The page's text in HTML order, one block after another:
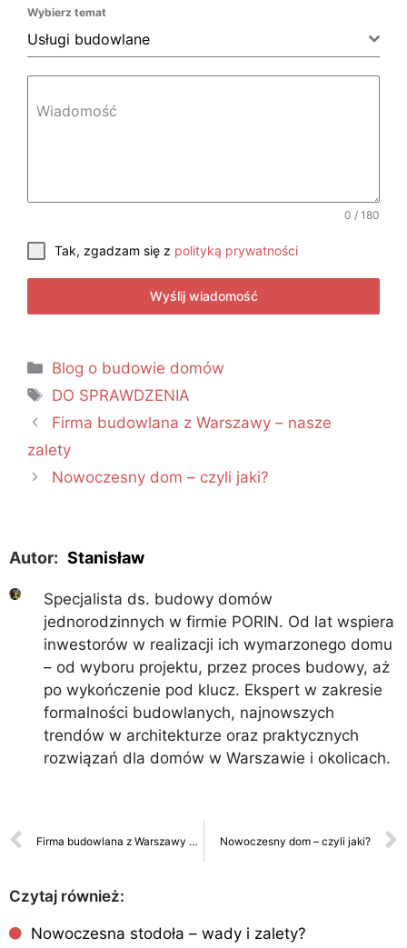
Wybierz temat
Usługi budowlane
Wiadomość
0 / 180
Tak, zgadzam się z polityką prywatności
Wyślij wiadomość
Blog o budowie domów
DO SPRAWDZENIA
Firma budowlana z Warszawy – nasze
zalety
Nowoczesny dom – czyli jaki?
Autor: Stanisław
Specjalista ds. budowy domów
jednorodzinnych w firmie PORIN. Od lat wspiera
inwestorów w realizacji ich wymarzonego domu
– od wyboru projektu, przez proces budowy, aż
po wykończenie pod klucz. Ekspert w zakresie
formalności budowlanych, najnowszych
trendów w architekturze oraz praktycznych
rozwiązań dla domów w Warszawie i okolicach.
Firma budowlana z Warszawy – nasze zalety Nowoczesny dom – czyli jaki?
Czytaj również:
Nowoczesna stodoła – wady i zalety?